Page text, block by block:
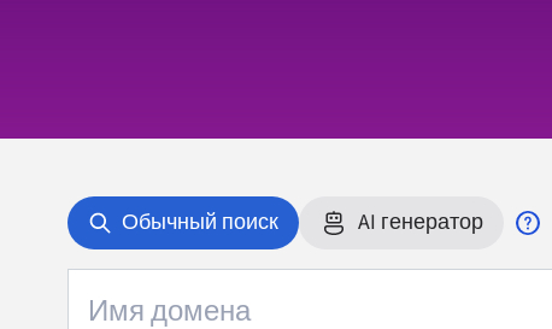
Обычный поиск AI генератор